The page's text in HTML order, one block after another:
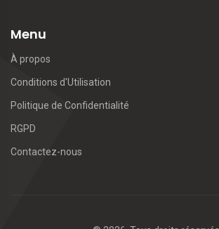
Menu
À propos
Conditions d'Utilisation
Politique de Confidentialité
RGPD
Contactez-nous